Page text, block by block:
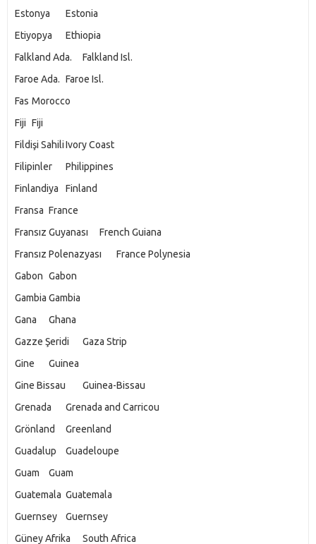
Estonya
Estonia
Etiyopya
Ethiopia
Falkland Ada.
Falkland Isl.
Faroe Ada. Faroe Isl.
Fas Morocco
Fiji Fiji
Fildişi SahiliIvory Coast
Filipinler
Philippines
Finlandiya
Finland
Fransa France
Fransız Guyanası
French Guiana
Fransız Polenazyası
France Polynesia
Gabon Gabon
Gambia Gambia
Gana
Ghana
Gazze Şeridi
Gaza Strip
Gine
Guinea
Gine Bissau
Guinea-Bissau
Grenada
Grenada and Carricou
Grönland
Greenland
Guadalup
Guadeloupe
Guam
Guam
Guatemala Guatemala
Guernsey
Guernsey
Güney Afrika
South Africa